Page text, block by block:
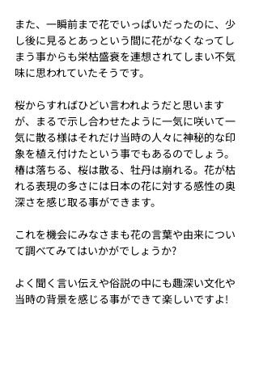
また、一瞬前まで花でいっぱいだったのに、少
し後に見るとあっという間に花がなくなってし
まう事からも栄枯盛衰を連想されてしまい不気
味に思われていたそうです。
桜からすればひどい言われようだと思います
が、まるで示し合わせたように一気に咲いて一
気に散る様はそれだけ当時の人々に神秘的な印
象を植え付けたという事でもあるのでしょう。
椿は落ちる、桜は散る、牡丹は崩れる。花が枯
れる表現の多さには日本の花に対する感性の奥
深さを感じ取る事ができます。
これを機会にみなさまも花の言葉や由来につい
て調べてみてはいかがでしょうか?
よく聞く言い伝えや俗説の中にも趣深い文化や
当時の背景を感じる事ができて楽しいですよ!